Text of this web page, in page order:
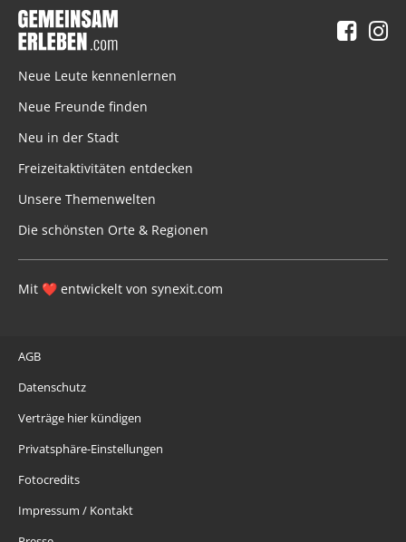
Neue Leute kennenlernen
Neue Freunde finden
Neu in der Stadt
Freizeitaktivitäten entdecken
Unsere Themenwelten
Die schönsten Orte & Regionen
Mit ❤ entwickelt von synexit.com
AGB
Datenschutz
Verträge hier kündigen
Privatsphäre-Einstellungen
Fotocredits
Impressum / Kontakt